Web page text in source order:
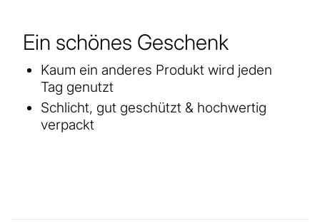
Ein schönes Geschenk
Kaum ein anderes Produkt wird jeden
Tag genutzt
Schlicht, gut geschützt & hochwertig
verpackt